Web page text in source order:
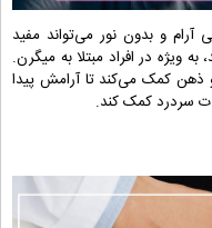
و بدون نور می‌تواند مفید
ویژه در افراد مبتلا به میگرن.
ذهن کمک می‌کند تا آرامش پیدا
سردرد کمک کند.